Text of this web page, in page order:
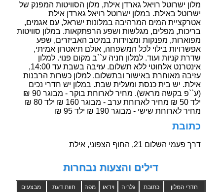
מלון ישרוטל רויאל גארדן אילת, מלון הסוויטות המפנק של
ישרוטל באילת. במלון ישרוטל רויאל גארדן אילת
אטרקציית המים המרהיבה במלונות ישראל, עם אגמים,
בריכות, מפלים, מגלשות ושפע הרפתקאות. במלון סוויטות
מפוארות, מפנקות ומצוידות במיטב האביזרים, שפע
אפשרויות בילוי לכל המשפחה, אולם תיאטרון אמיתי,
שדרת קניות ועוד. למלון חניה ע``ב מקום פנוי. למלון
אינטרנט אלחוטי ללא תשלום. עזיבה בשבת עד 14:00,
עזיבה מאוחרת באישור ובתשלום. למלון כשרות הרבנות
אילת. יש בית כנסת ומעלית שבת. במלון יש חדרי נכים
(ע``פ בקשה מראש). מחיר לארוחת בוקר - מבוגר 90 ₪
ילד 50 ₪ מחיר לארוחת ערב - מבוגר 160 ₪ ילד 80 ₪
מחיר לארוחת שישי - מבוגר 190 ₪ ילד 95 ₪
כתובת
דרך פעמי השלום 21, החוף הצפוני, אילת
דילים והצעות נבחרות
מבצעים חוות דעת מפה וידאו גלריה כתובת חדרי המלון